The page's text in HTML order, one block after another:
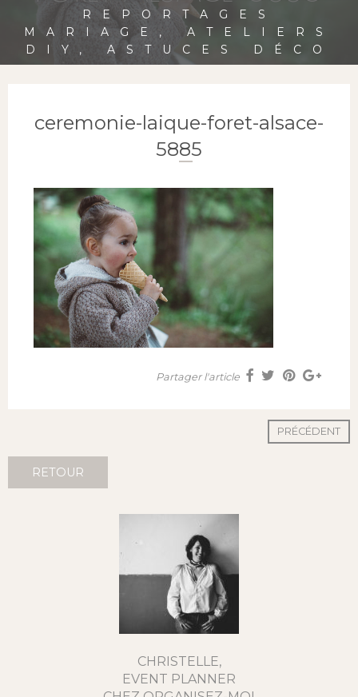
REPORTAGES
MARIAGE, ATELIERS
DIY, ASTUCES DÉCO
ceremonie-laique-foret-alsace-
5885
Partager l'article
PRÉCÉDENT
RETOUR
CHRISTELLE,
EVENT PLANNER